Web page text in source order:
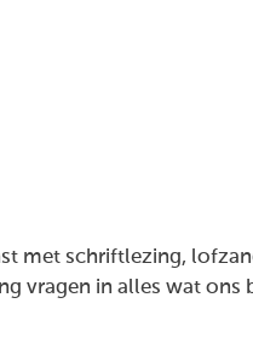
met schriftlezing,
vragen in alles wat ons